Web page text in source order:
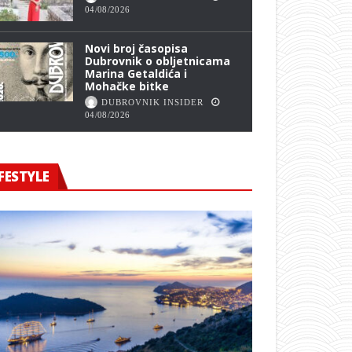
04/08/2026
Novi broj časopisa
Dubrovnik o obljetnicama
Marina Getaldića i
Mohačke bitke
DUBROVNIK INSIDER
04/08/2026